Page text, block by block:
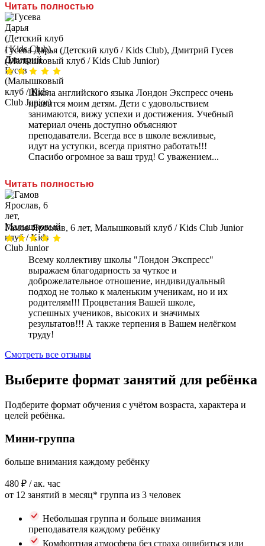
Читать полностью
Гусева Дарья (Детский клуб / Kids Club), Дмитрий Гусев
(Малышковый клуб / Kids Club Junior)
Школа английского языка Лондон Экспресс очень
нравится моим детям. Дети с удовольствием
занимаются, вижу успехи и достижения. Учебный
материал очень доступно объясняют
преподаватели. Всегда все в школе вежливые,
идут на уступки, всегда приятно работать!!!
Спасибо огромное за ваш труд! С уважением...
Читать полностью
Гамов Ярослав, 6 лет, Малышковый клуб / Kids Club Junior
Всему коллективу школы "Лондон Экспресс"
выражаем благодарность за чуткое и
доброжелательное отношение, индивидуальный
подход не только к маленьким ученикам, но и их
родителям!!! Процветания Вашей школе,
успешных учеников, высоких и значимых
результатов!!! А также терпения в Вашем нелёгком
труду!
Смотреть все отзывы
Выберите формат занятий для ребёнка
Подберите формат обучения с учётом возраста, характера и
целей ребёнка.
Мини-группа
больше внимания каждому ребёнку
480 ₽ / ак. час
от 12 занятий в месяц* группа из 3 человек
Небольшая группа и больше внимания
преподавателя каждому ребёнку
Комфортная атмосфера без страха ошибиться или